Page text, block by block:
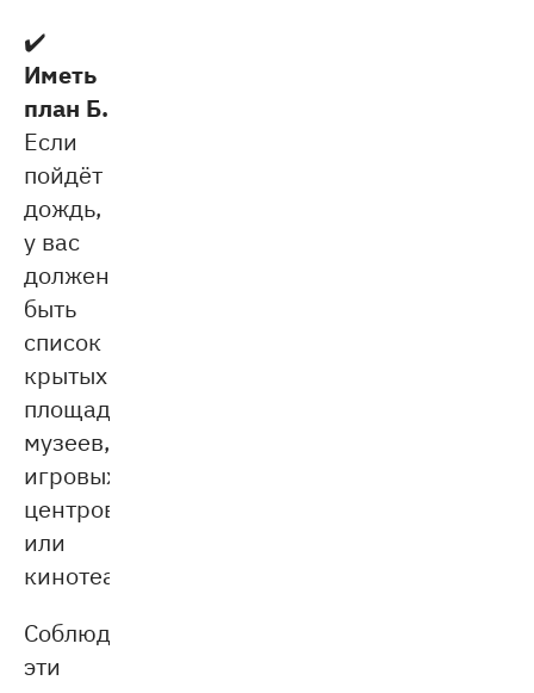
✔️
Иметь
план Б.
Если
пойдёт
дождь,
у вас
должен
быть
список
крытых
площадок:
музеев,
игровых
центров
или
кинотеатров.
Соблюдая
эти